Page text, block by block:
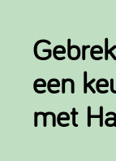
een
met